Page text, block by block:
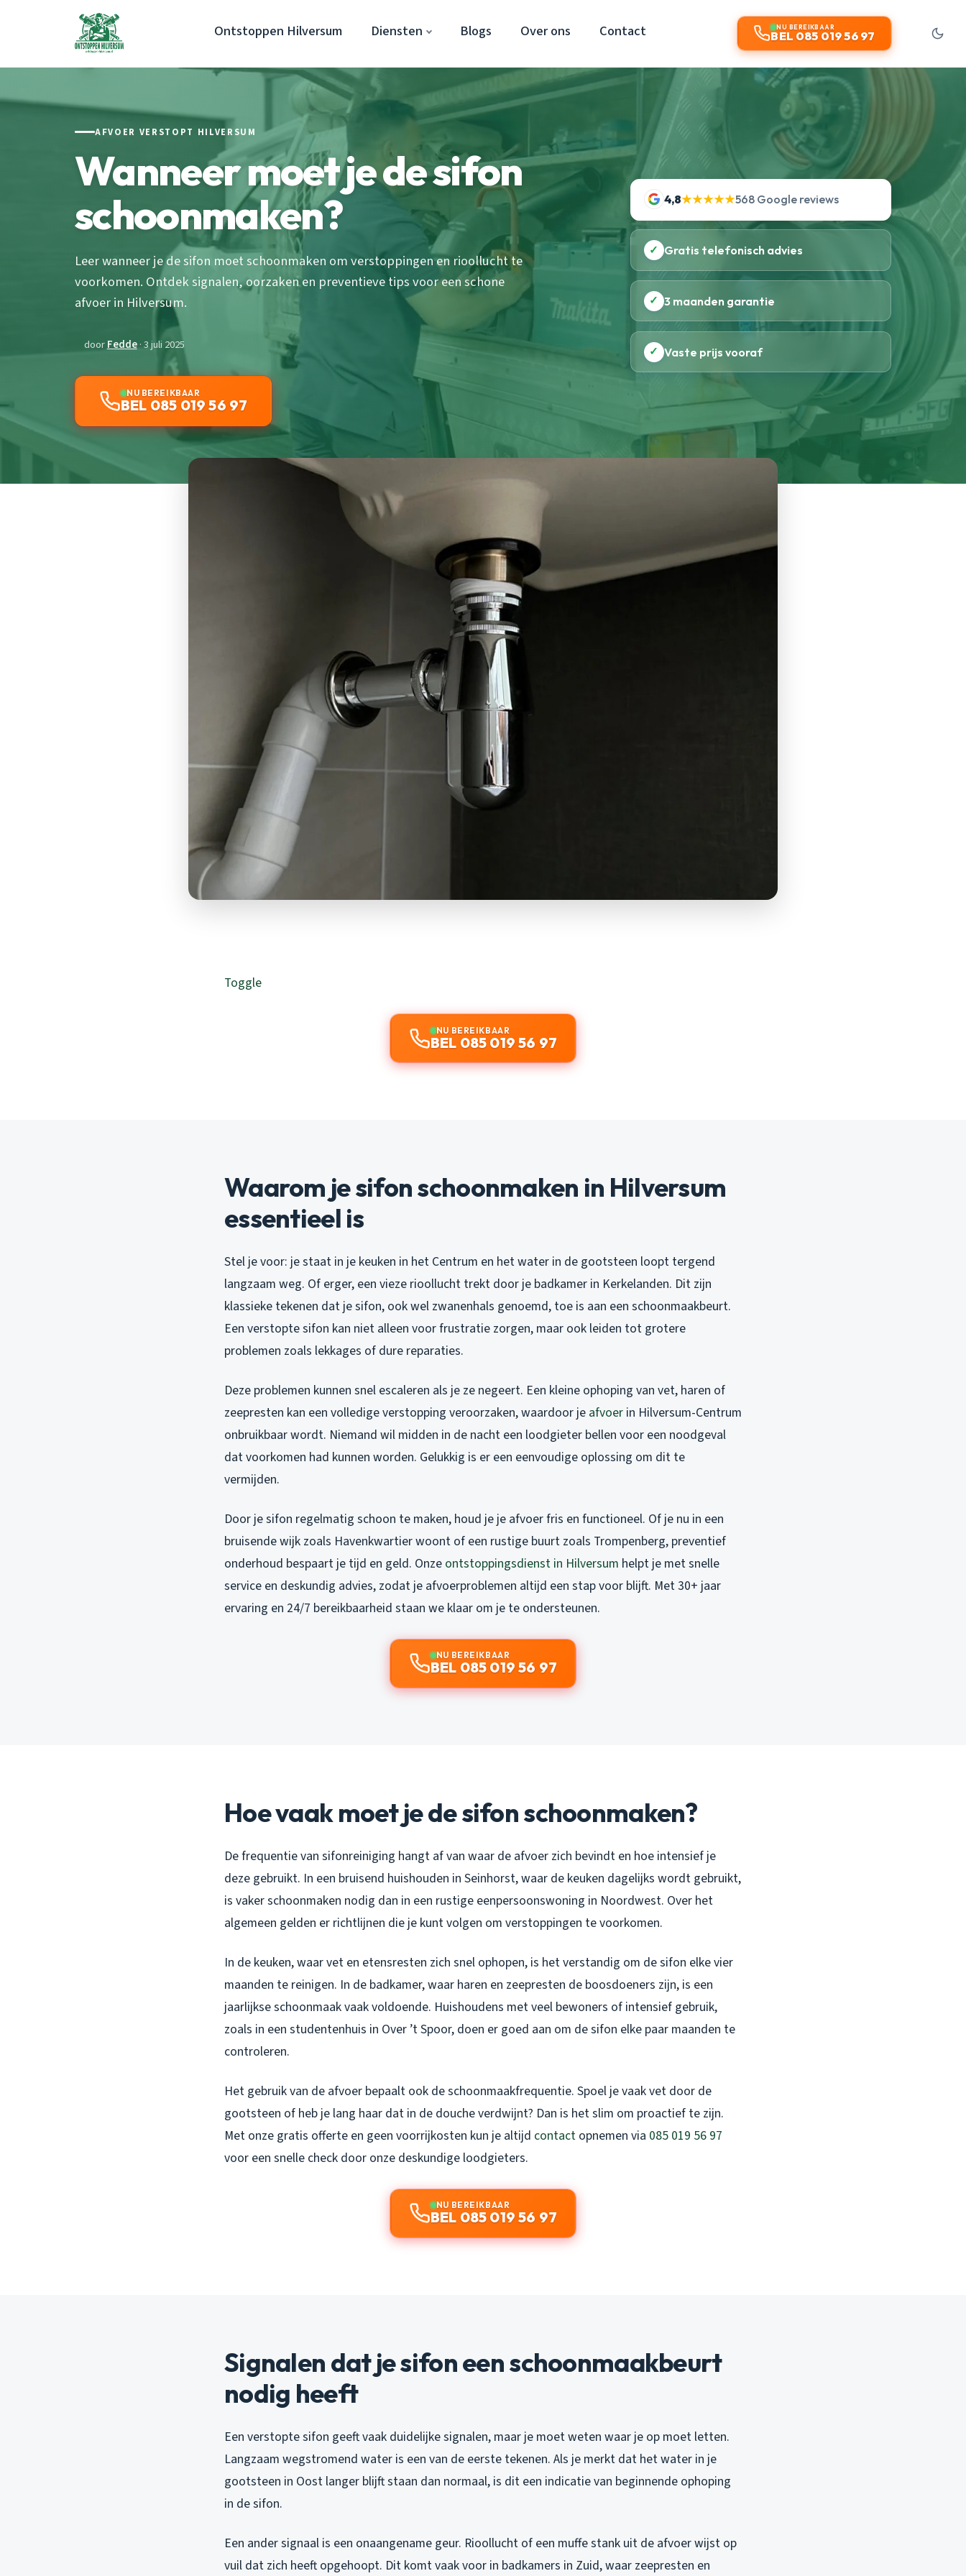
Ontstoppen Hilversum Diensten Blogs Over ons Contact NU BEREIKBAAR
BEL 085 019 56 97
AFVOER VERSTOPT HILVERSUM
Wanneer moet je de sifon
schoonmaken?
Leer wanneer je de sifon moet schoonmaken om verstoppingen en rioollucht te
voorkomen. Ontdek signalen, oorzaken en preventieve tips voor een schone
afvoer in Hilversum.
doorFedde· 3 juli 2025
NU BEREIKBAAR
BEL 085 019 56 97
4,8★★★★★568 Google reviews
✓ Gratis telefonisch advies
✓ 3 maanden garantie
✓ Vaste prijs vooraf
Toggle
NU BEREIKBAAR
BEL 085 019 56 97
Waarom je sifon schoonmaken in Hilversum
essentieel is
Stel je voor: je staat in je keuken in het Centrum en het water in de gootsteen loopt tergend
langzaam weg. Of erger, een vieze rioollucht trekt door je badkamer in Kerkelanden. Dit zijn
klassieke tekenen dat je sifon, ook wel zwanenhals genoemd, toe is aan een schoonmaakbeurt.
Een verstopte sifon kan niet alleen voor frustratie zorgen, maar ook leiden tot grotere
problemen zoals lekkages of dure reparaties.
Deze problemen kunnen snel escaleren als je ze negeert. Een kleine ophoping van vet, haren of
zeepresten kan een volledige verstopping veroorzaken, waardoor je afvoer in Hilversum-Centrum
onbruikbaar wordt. Niemand wil midden in de nacht een loodgieter bellen voor een noodgeval
dat voorkomen had kunnen worden. Gelukkig is er een eenvoudige oplossing om dit te
vermijden.
Door je sifon regelmatig schoon te maken, houd je je afvoer fris en functioneel. Of je nu in een
bruisende wijk zoals Havenkwartier woont of een rustige buurt zoals Trompenberg, preventief
onderhoud bespaart je tijd en geld. Onze ontstoppingsdienst in Hilversum helpt je met snelle
service en deskundig advies, zodat je afvoerproblemen altijd een stap voor blijft. Met 30+ jaar
ervaring en 24/7 bereikbaarheid staan we klaar om je te ondersteunen.
NU BEREIKBAAR
BEL 085 019 56 97
Hoe vaak moet je de sifon schoonmaken?
De frequentie van sifonreiniging hangt af van waar de afvoer zich bevindt en hoe intensief je
deze gebruikt. In een bruisend huishouden in Seinhorst, waar de keuken dagelijks wordt gebruikt,
is vaker schoonmaken nodig dan in een rustige eenpersoonswoning in Noordwest. Over het
algemeen gelden er richtlijnen die je kunt volgen om verstoppingen te voorkomen.
In de keuken, waar vet en etensresten zich snel ophopen, is het verstandig om de sifon elke vier
maanden te reinigen. In de badkamer, waar haren en zeepresten de boosdoeners zijn, is een
jaarlijkse schoonmaak vaak voldoende. Huishoudens met veel bewoners of intensief gebruik,
zoals in een studentenhuis in Over ’t Spoor, doen er goed aan om de sifon elke paar maanden te
controleren.
Het gebruik van de afvoer bepaalt ook de schoonmaakfrequentie. Spoel je vaak vet door de
gootsteen of heb je lang haar dat in de douche verdwijnt? Dan is het slim om proactief te zijn.
Met onze gratis offerte en geen voorrijkosten kun je altijd contact opnemen via 085 019 56 97
voor een snelle check door onze deskundige loodgieters.
NU BEREIKBAAR
BEL 085 019 56 97
Signalen dat je sifon een schoonmaakbeurt
nodig heeft
Een verstopte sifon geeft vaak duidelijke signalen, maar je moet weten waar je op moet letten.
Langzaam wegstromend water is een van de eerste tekenen. Als je merkt dat het water in je
gootsteen in Oost langer blijft staan dan normaal, is dit een indicatie van beginnende ophoping
in de sifon.
Een ander signaal is een onaangename geur. Rioollucht of een muffe stank uit de afvoer wijst op
vuil dat zich heeft opgehoopt. Dit komt vaak voor in badkamers in Zuid, waar zeepresten en